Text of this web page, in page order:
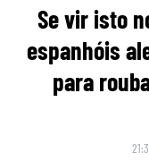
Se vir isto
espanhóis
para